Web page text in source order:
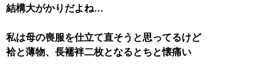
結構大がかりだよね…
私は母の喪服を仕立て直そうと思ってるけど
袷と薄物、長襦袢二枚となるとちと懐痛い